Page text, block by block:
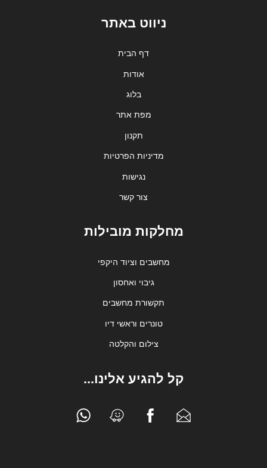
ניווט באתר
דף הבית
אודות
בלוג
מפת אתר
תקנון
מדיניות הפרטיות
נגישות
צור קשר
מחלקות מובילות
מחשבים וציוד היקפי
גיבוי ואחסון
תקשורת מחשבים
טונרים וראשי דיו
צילום והקלטה
קל להגיע אלינו...